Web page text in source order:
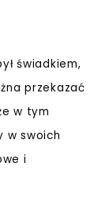
świadkiem,
przekazać
w tym
w swoich
i